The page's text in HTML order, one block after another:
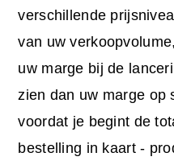
verschillende
van uw
uw marge bij de
zien dan uw marge op
voordat je begint de
bestelling in kaart -